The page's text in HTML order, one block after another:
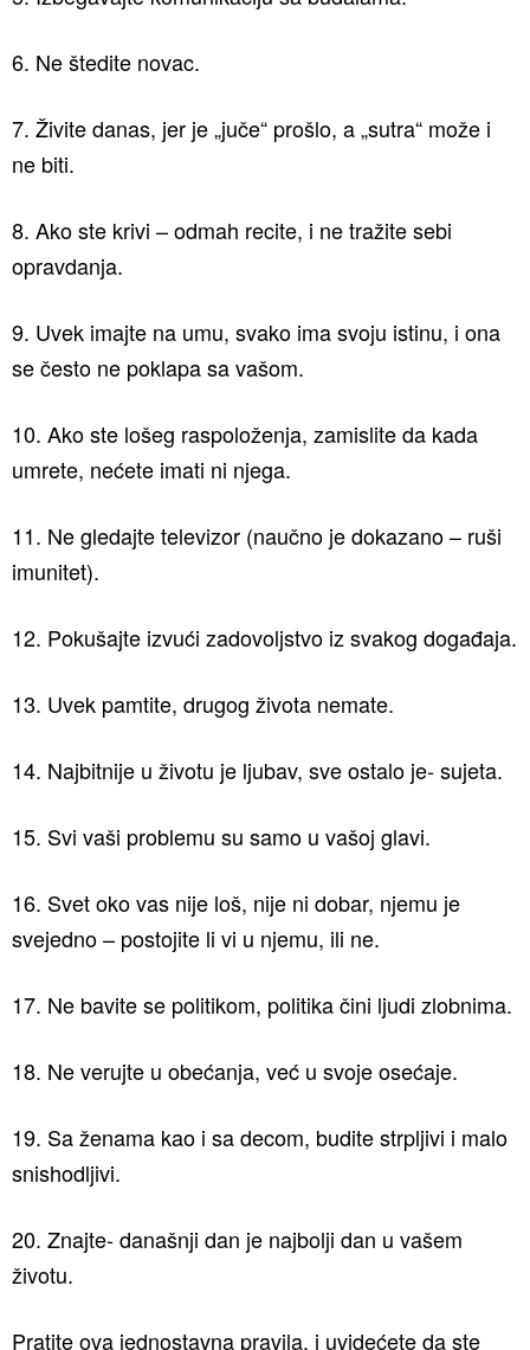
6. Ne štedite novac.
7. Živite danas, jer je „juče“ prošlo, a „sutra“ može i
ne biti.
8. Ako ste krivi – odmah recite, i ne tražite sebi
opravdanja.
9. Uvek imajte na umu, svako ima svoju istinu, i ona
se često ne poklapa sa vašom.
10. Ako ste lošeg raspoloženja, zamislite da kada
umrete, nećete imati ni njega.
11. Ne gledajte televizor (naučno je dokazano – ruši
imunitet).
12. Pokušajte izvući zadovoljstvo iz svakog događaja.
13. Uvek pamtite, drugog života nemate.
14. Najbitnije u životu je ljubav, sve ostalo je- sujeta.
15. Svi vaši problemu su samo u vašoj glavi.
16. Svet oko vas nije loš, nije ni dobar, njemu je
svejedno – postojite li vi u njemu, ili ne.
17. Ne bavite se politikom, politika čini ljudi zlobnima.
18. Ne verujte u obećanja, već u svoje osećaje.
19. Sa ženama kao i sa decom, budite strpljivi i malo
snishodljivi.
20. Znajte- današnji dan je najbolji dan u vašem
životu.
Pratite ova jednostavna pravila, i uvidećete da ste